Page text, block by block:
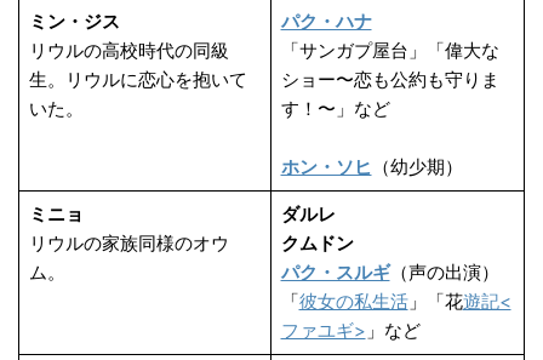
ミン・ジス
リウルの高校時代の同級
生。リウルに恋心を抱いて
いた。
パク・ハナ
「サンガプ屋台」「偉大な
ショー〜恋も公約も守りま
す！〜」など
ホン・ソヒ （幼少期）
ミニョ
リウルの家族同様のオウ
ム。
ダルレ
クムドン
パク・スルギ（声の出演）
「彼女の私生活」「花遊記<
ファユギ> 」など